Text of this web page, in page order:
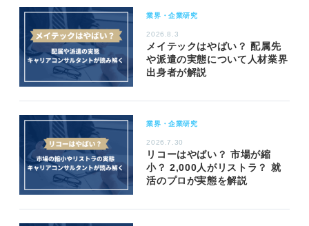
業界・企業研究
2026.8.3
メイテックはやばい？ 配属先
や派遣の実態について人材業界
出身者が解説
業界・企業研究
2026.7.30
リコーはやばい？ 市場が縮
小？ 2,000人がリストラ？ 就
活のプロが実態を解説